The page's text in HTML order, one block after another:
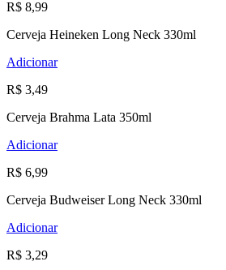
R$ 8,99
Cerveja Heineken Long Neck 330ml
Adicionar
R$ 3,49
Cerveja Brahma Lata 350ml
Adicionar
R$ 6,99
Cerveja Budweiser Long Neck 330ml
Adicionar
R$ 3,29